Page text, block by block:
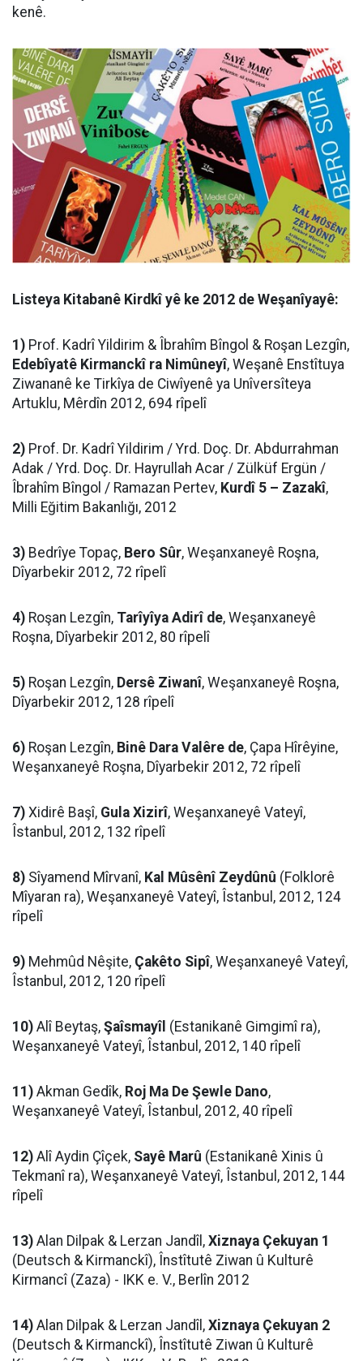
kenê.
Listeya Kitabanê Kirdkî yê ke 2012 de Weşanîyayê:
1) Prof. Kadrî Yildirim & Îbrahîm Bîngol & Roşan Lezgîn,
Edebîyatê Kirmanckî ra Nimûneyî, Weşanê Enstîtuya
Ziwananê ke Tirkîya de Ciwîyenê ya Unîversîteya
Artuklu, Mêrdîn 2012, 694 rîpelî
2) Prof. Dr. Kadrî Yildirim / Yrd. Doç. Dr. Abdurrahman
Adak / Yrd. Doç. Dr. Hayrullah Acar / Zülküf Ergün /
Îbrahîm Bîngol / Ramazan Pertev, Kurdî 5 – Zazakî,
Milli Eğitim Bakanlığı, 2012
3) Bedrîye Topaç, Bero Sûr, Weşanxaneyê Roşna,
Dîyarbekir 2012, 72 rîpelî
4) Roşan Lezgîn, Tarîyîya Adirî de, Weşanxaneyê
Roşna, Dîyarbekir 2012, 80 rîpelî
5) Roşan Lezgîn, Dersê Ziwanî, Weşanxaneyê Roşna,
Dîyarbekir 2012, 128 rîpelî
6) Roşan Lezgîn, Binê Dara Valêre de, Çapa Hîrêyine,
Weşanxaneyê Roşna, Dîyarbekir 2012, 72 rîpelî
7) Xidirê Başî, Gula Xizirî, Weşanxaneyê Vateyî,
Îstanbul, 2012, 132 rîpelî
8) Sîyamend Mîrvanî, Kal Mûsênî Zeydûnû (Folklorê
Mîyaran ra), Weşanxaneyê Vateyî, Îstanbul, 2012, 124
rîpelî
9) Mehmûd Nêşite, Çakêto Sipî, Weşanxaneyê Vateyî,
Îstanbul, 2012, 120 rîpelî
10) Alî Beytaş, Şaîsmayîl (Estanikanê Gimgimî ra),
Weşanxaneyê Vateyî, Îstanbul, 2012, 140 rîpelî
11) Akman Gedîk, Roj Ma De Şewle Dano,
Weşanxaneyê Vateyî, Îstanbul, 2012, 40 rîpelî
12) Alî Aydin Çîçek, Sayê Marû (Estanikanê Xinis û
Tekmanî ra), Weşanxaneyê Vateyî, Îstanbul, 2012, 144
rîpelî
13) Alan Dilpak & Lerzan Jandîl, Xiznaya Çekuyan 1
(Deutsch & Kirmanckî), Înstîtutê Ziwan û Kulturê
Kirmancî (Zaza) - IKK e. V., Berlîn 2012
14) Alan Dilpak & Lerzan Jandîl, Xiznaya Çekuyan 2
(Deutsch & Kirmanckî), Înstîtutê Ziwan û Kulturê